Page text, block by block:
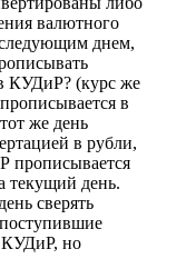
валютного
следующим днем,
КУДиР? (курс же
в
же день
в рубли,
прописывается
текущий день.
сверять
КУДиР, но